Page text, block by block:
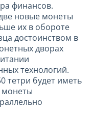
финансов.
новые монеты
их в обороте
достоинством в
дворах
технологий.
тетри будет иметь
монеты